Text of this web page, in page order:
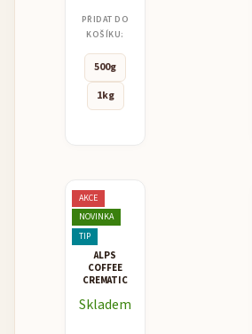
PŘIDAT DO
KOŠÍKU:
500g
1kg
AKCE
NOVINKA
TIP
ALPS
COFFEE
CREMATIC
Skladem